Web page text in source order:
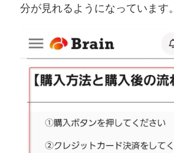
分が見れるようになっています。